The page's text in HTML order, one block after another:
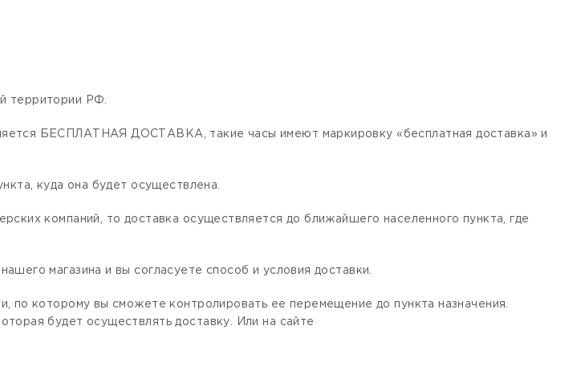
территории РФ.
БЕСПЛАТНАЯ ДОСТАВКА, такие часы имеют маркировку «бесплатная доставка» и
куда она будет осуществлена.
компаний, то доставка осуществляется до ближайшего населенного пункта, где
магазина и вы согласуете способ и условия доставки.
по которому вы сможете контролировать ее перемещение до пункта назначения.
будет осуществлять доставку. Или на сайте